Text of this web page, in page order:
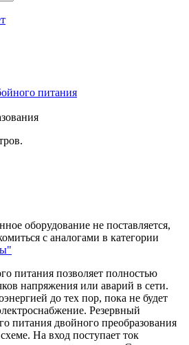
питания
оборудование не поставляется,
с аналогами в категории
питания позволяет полностью
напряжения или аварий в сети.
до тех пор, пока не будет
Резервный
питания двойного преобразования
На вход поступает ток